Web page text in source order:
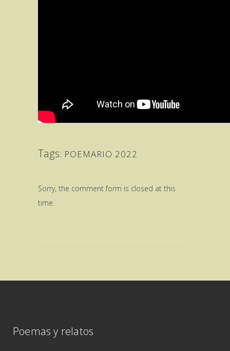
Tags: POEMARIO 2022
Sorry, the comment form is closed at this
time.
Poemas y relatos